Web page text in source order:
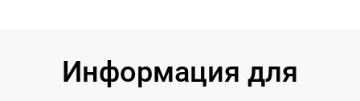
Информация для